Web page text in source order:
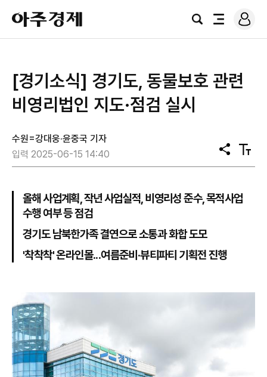
아
주
경
검
전
로
그
[경기소식] 경기도, 동물보호 관련
비영리법인 지도·점검 실시
수원=강대웅·윤중국 기자
입력 2025-06-15 14:40
공
유
텍
스
올해 사업계획, 작년 사업실적, 비영리성 준수, 목적사업
수행 여부 등 점검
경기도 남북한가족 결연으로 소통과 화합 도모
'착착착' 온라인몰...여름준비·뷰티파티 기획전 진행